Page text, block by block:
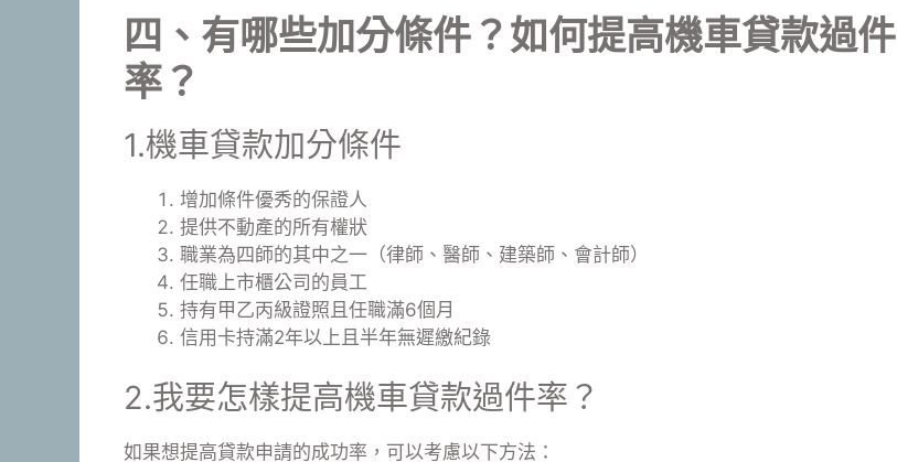
四、有哪些加分條件？如何提高機車貸款過件
率？
1.機車貸款加分條件
增加條件優秀的保證人
提供不動產的所有權狀
職業為四師的其中之一（律師、醫師、建築師、會計師）
任職上市櫃公司的員工
持有甲乙丙級證照且任職滿6個月
信用卡持滿2年以上且半年無遲繳紀錄
2.我要怎樣提高機車貸款過件率？
如果想提高貸款申請的成功率，可以考慮以下方法：